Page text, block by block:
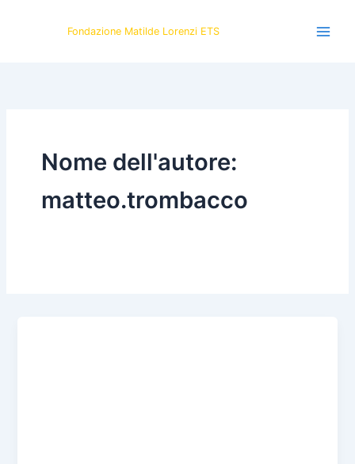
Fondazione Matilde Lorenzi ETS
Nome dell'autore:
matteo.trombacco